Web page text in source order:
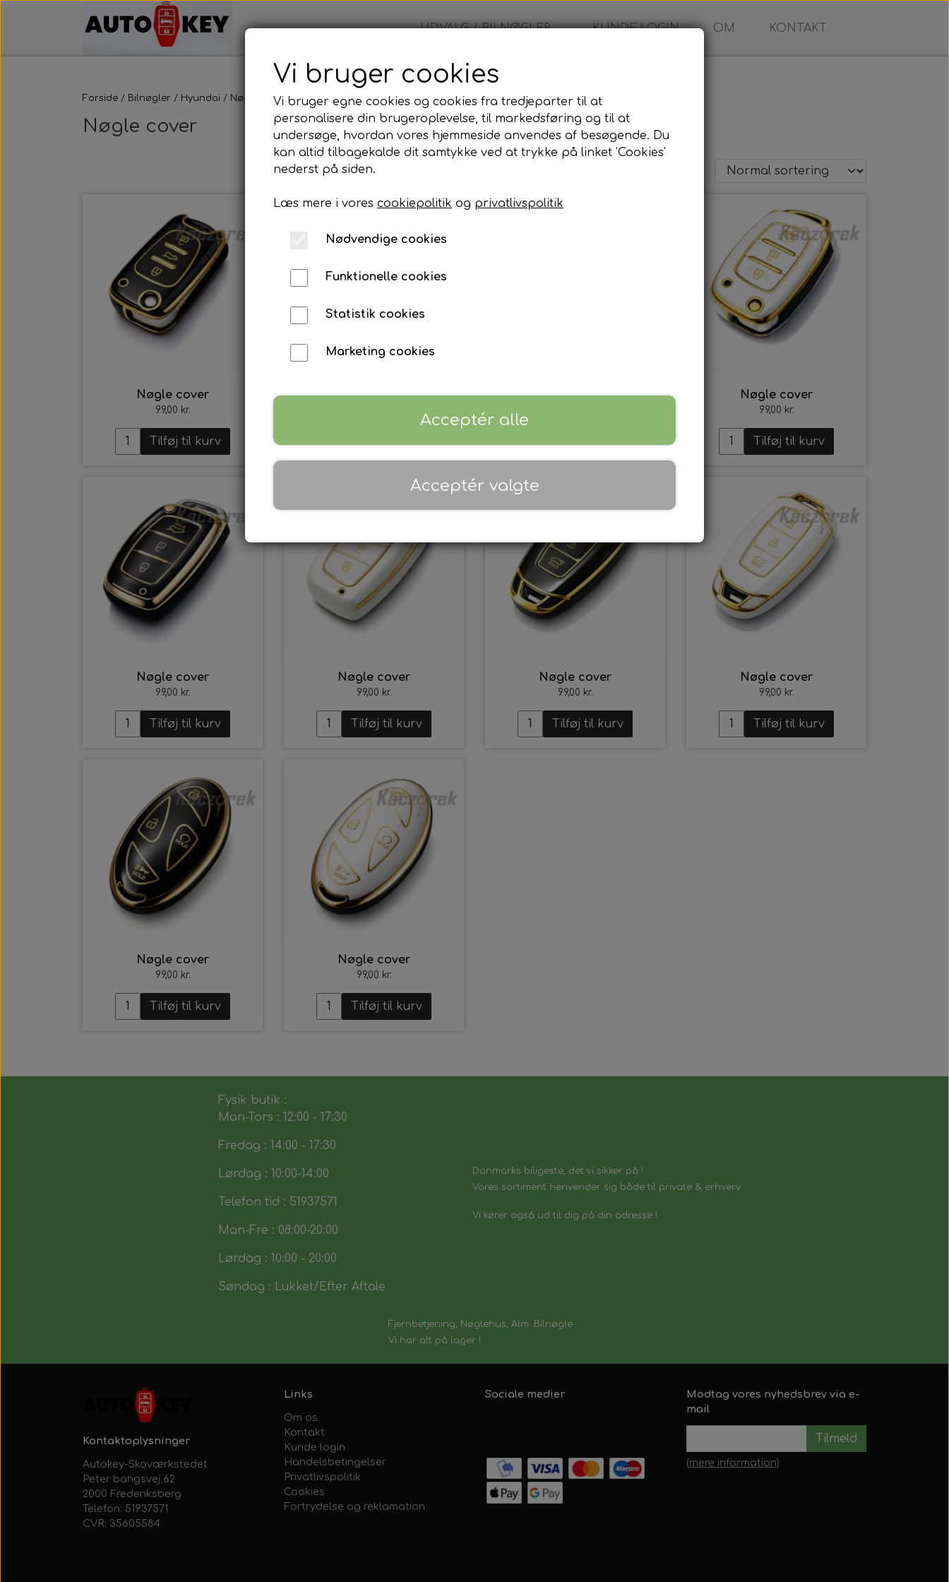
UDVALG / BILNØGLER KUNDE LOGIN OM KONTAKT
Forside Bilnøgler Hyundai Nøgle cover
Nøgle cover
Nøgle cover
99,00 kr.
Tilføj til kurv
Nøgle cover Nøgle cover Nøgle cover
99,00 kr.
Tilføj til kurv
Nøgle cover
99,00 kr.
Tilføj til kurv
Nøgle cover
99,00 kr.
Tilføj til kurv
Nøgle cover
99,00 kr.
Tilføj til kurv
Nøgle cover
99,00 kr.
Tilføj til kurv
Nøgle cover
99,00 kr.
Tilføj til kurv
Nøgle cover
99,00 kr.
Tilføj til kurv
Fysik butik :
Man-Tors : 12:00 - 17:30
Fredag : 14:00 - 17:30
Lørdag : 10:00-14:00
Telefon tid : 51937571
Man-Fre : 08:00-20:00
Lørdag : 10:00 - 20:00
Søndag : Lukket/Efter Aftale
Danmarks biligeste, det vi sikker på !
Vores sortiment henvender sig både til private & erhverv.
Vi kører også ud til dig på din adresse !
Fjernbetjening, Nøglehus, Alm. Bilnøgle
Vi har alt på lager !
Kontaktoplysninger
Autokey-Skoværkstedet
Peter bangsvej 62
2000 Frederiksberg
Telefon: 51937571
CVR: 35605584
Links
Om os
Kontakt
Kunde login
Handelsbetingelser
Privatlivspolitik
Cookies
Fortrydelse og reklamation
Sociale medier
Modtag vores nyhedsbrev via e-
mail
Tilmeld
(mere information)
Vi bruger cookies
Vi bruger egne cookies og cookies fra tredjeparter til at
personalisere din brugeroplevelse, til markedsføring og til at
undersøge, hvordan vores hjemmeside anvendes af besøgende. Du
kan altid tilbagekalde dit samtykke ved at trykke på linket 'Cookies'
nederst på siden.
Læs mere i vores cookiepolitik og privatlivspolitik
Nødvendige cookies
Funktionelle cookies
Statistik cookies
Marketing cookies
Acceptér alle
Acceptér valgte